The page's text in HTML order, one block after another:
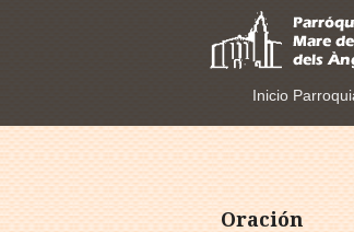
Inicio
Oración